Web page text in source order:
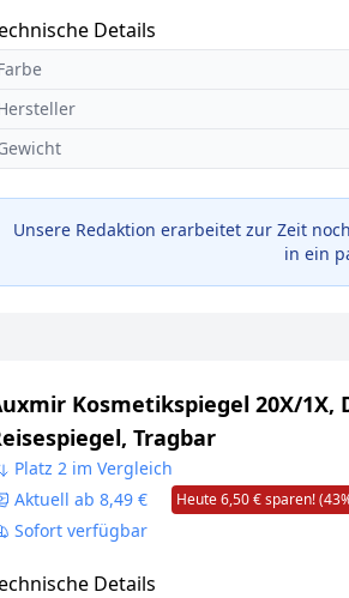
Details
Unsere Redaktion erarbeitet zur Zeit
in ein
Kosmetikspiegel 20X/1X,
Tragbar
Platz 2 im Vergleich
Aktuell ab 8,49 €
Heute 6,50 € sparen!
Sofort verfügbar
Details